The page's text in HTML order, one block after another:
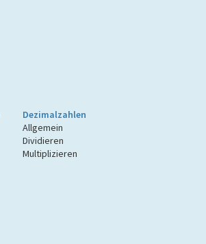
Dezimalzahlen
Allgemein
Dividieren
Multiplizieren